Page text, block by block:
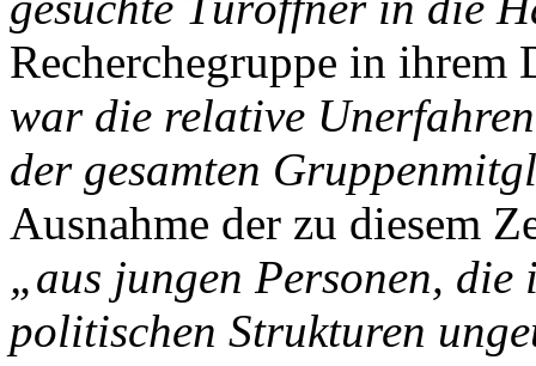
Recherchegruppe in ihrem
war die relative
der gesamten
Ausnahme der zu diesem
„aus jungen Personen,
politischen Strukturen